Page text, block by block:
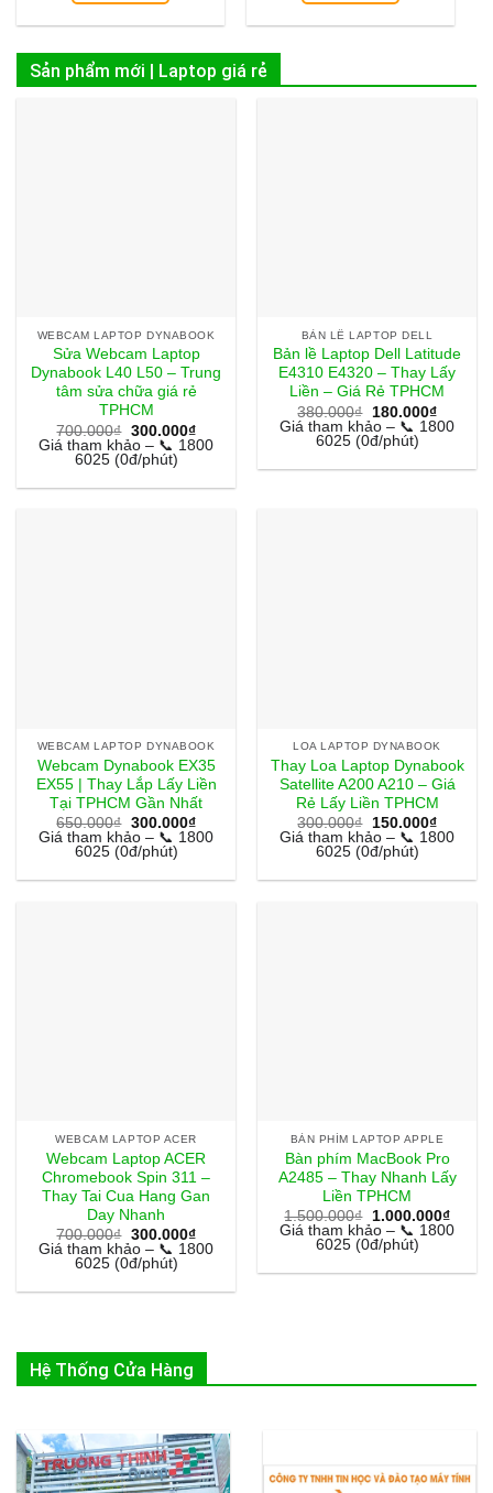
Sản phẩm mới | Laptop giá rẻ
WEBCAM LAPTOP DYNABOOK
Sửa Webcam Laptop
Dynabook L40 L50 – Trung
tâm sửa chữa giá rẻ
TPHCM
700.000₫ Giá
gốc
là:
700.000₫.
300.000₫Giá
hiện
300.000₫.
Giá tham khảo – 📞 1800
6025 (0đ/phút)
BẢN LỀ LAPTOP DELL
Bản lề Laptop Dell Latitude
E4310 E4320 – Thay Lấy
Liền – Giá Rẻ TPHCM
380.000₫
Giá
gốc
là:
380.000₫.
180.000₫Giá
hiện
Giá tham khảo – 📞 1800
6025 (0đ/phút)
WEBCAM LAPTOP DYNABOOK
Webcam Dynabook EX35
EX55 | Thay Lắp Lấy Liền
Tại TPHCM Gần Nhất
650.000₫ Giá
gốc
là:
650.000₫.
300.000₫Giá
hiện
300.000₫.
Giá tham khảo – 📞 1800
6025 (0đ/phút)
LOA LAPTOP DYNABOOK
Thay Loa Laptop Dynabook
Satellite A200 A210 – Giá
Rẻ Lấy Liền TPHCM
300.000₫
Giá
gốc
là:
300.000₫.
150.000₫Giá
hiện
Giá tham khảo – 📞 1800
6025 (0đ/phút)
WEBCAM LAPTOP ACER
Webcam Laptop ACER
Chromebook Spin 311 –
Thay Tai Cua Hang Gan
Day Nhanh
700.000₫ Giá
gốc
là:
700.000₫.
300.000₫Giá
hiện
300.000₫.
Giá tham khảo – 📞 1800
6025 (0đ/phút)
BÀN PHÍM LAPTOP APPLE
Bàn phím MacBook Pro
A2485 – Thay Nhanh Lấy
Liền TPHCM
1.500.000₫
Giá
gốc
là:
1.500.000₫.
1.000.000₫Giá
hiện
Giá tham khảo – 📞 1800
6025 (0đ/phút)
Hệ Thống Cửa Hàng